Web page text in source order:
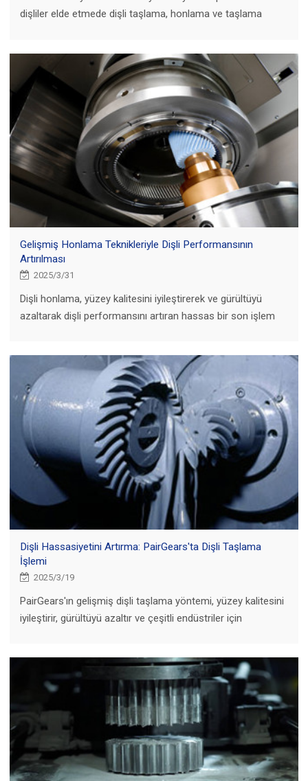
dişliler elde etmede dişli taşlama, honlama ve taşlama
Gelişmiş Honlama Teknikleriyle Dişli Performansının
Artırılması
2025/3/31
Dişli honlama, yüzey kalitesini iyileştirerek ve gürültüyü
azaltarak dişli performansını artıran hassas bir son işlem
Dişli Hassasiyetini Artırma: PairGears'ta Dişli Taşlama
İşlemi
2025/3/19
PairGears'ın gelişmiş dişli taşlama yöntemi, yüzey kalitesini
iyileştirir, gürültüyü azaltır ve çeşitli endüstriler için